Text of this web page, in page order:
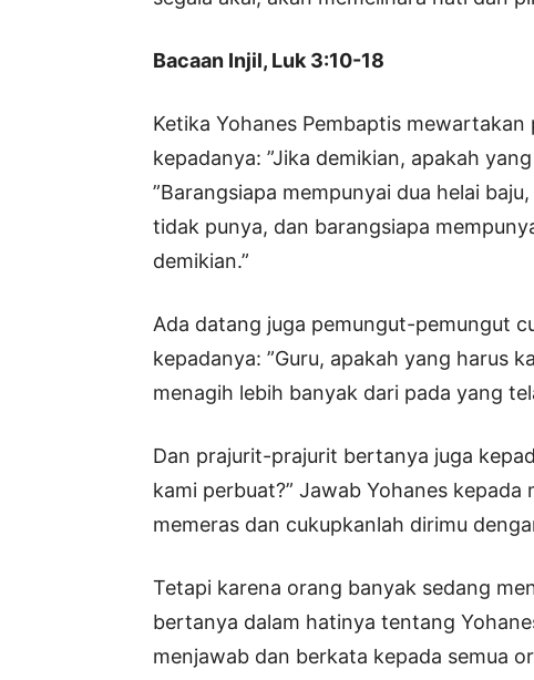
Bacaan Injil, Luk 3:10-18
Ketika Yohanes Pembaptis
kepadanya: ”Jika demikian, apakah
”Barangsiapa mempunyai dua helai
tidak punya, dan barangsiapa
demikian.”
Ada datang juga pemungut-pemungut
kepadanya: ”Guru, apakah yang harus
menagih lebih banyak dari pada yang
Dan prajurit-prajurit bertanya juga
kami perbuat?” Jawab Yohanes kepada
memeras dan cukupkanlah dirimu
Tetapi karena orang banyak sedang
bertanya dalam hatinya tentang
menjawab dan berkata kepada semua